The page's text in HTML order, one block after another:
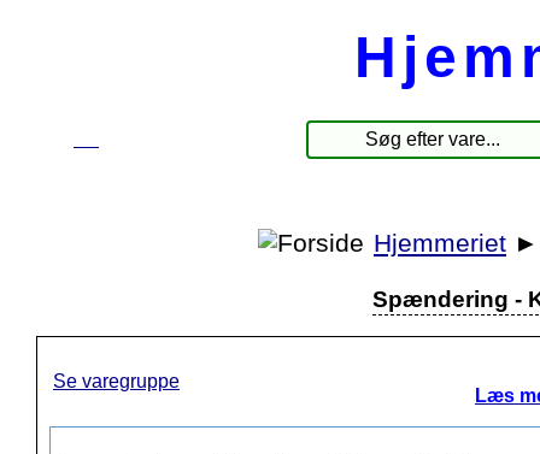
Hjemmeriet
Spændering -
Se varegruppe
Læs